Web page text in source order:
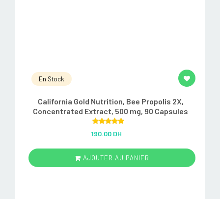
En Stock
California Gold Nutrition, Bee Propolis 2X,
Concentrated Extract, 500 mg, 90 Capsules
out of 5
190.00 DH
AJOUTER AU PANIER